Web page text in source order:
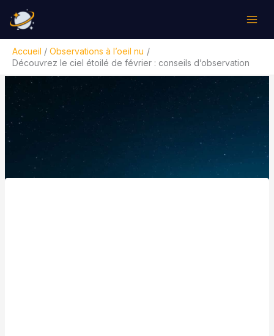
contenu
Accueil
Observations à l’oeil nu
Découvrez le ciel étoilé de février : conseils d’observation
Rechercher